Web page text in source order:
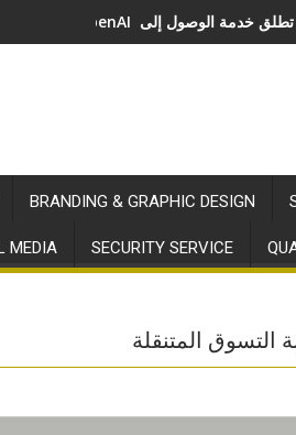
BRANDING & GRAPHIC DESIGN
SECURITY SERVICE
MEDIA
التسوق المتنقلة